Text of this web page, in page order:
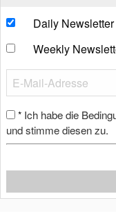
Daily Newsletter
Weekly
* Ich habe die
und stimme diesen zu.